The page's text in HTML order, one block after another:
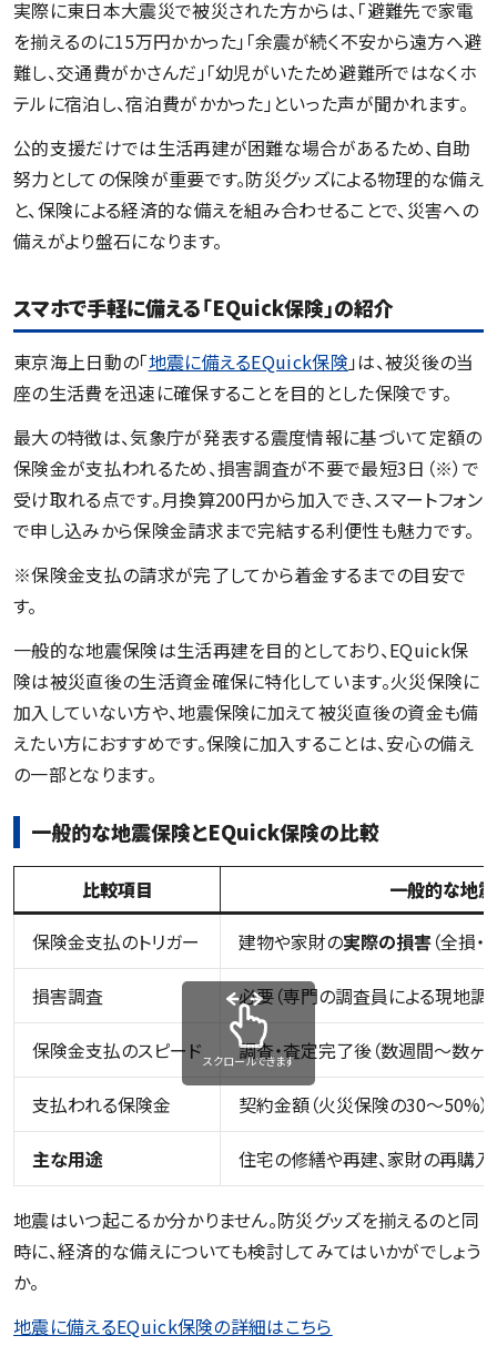
実際に東日本大震災で被災された方からは、「避難先で家電
を揃えるのに15万円かかった」「余震が続く不安から遠方へ避
難し、交通費がかさんだ」「幼児がいたため避難所ではなくホ
テルに宿泊し、宿泊費がかかった」といった声が聞かれます。
公的支援だけでは生活再建が困難な場合があるため、自助
努力としての保険が重要です。防災グッズによる物理的な備え
と、保険による経済的な備えを組み合わせることで、災害への
備えがより盤石になります。
スマホで手軽に備える「EQuick保険」の紹介
東京海上日動の「地震に備えるEQuick保険 」は、被災後の当
座の生活費を迅速に確保することを目的とした保険です。
最大の特徴は、気象庁が発表する震度情報に基づいて定額の
保険金が支払われるため、損害調査が不要で最短3日（※）で
受け取れる点です。月換算200円から加入でき、スマートフォン
で申し込みから保険金請求まで完結する利便性も魅力です。
※保険金支払の請求が完了してから着金するまでの目安で
す。
一般的な地震保険は生活再建を目的としており、EQuick保
険は被災直後の生活資金確保に特化しています。火災保険に
加入していない方や、地震保険に加えて被災直後の資金も備
えたい方におすすめです。保険に加入することは、安心の備え
の一部となります。
一般的な地震保険とEQuick保険の比較
比較項目
一般的な地震
保険金支払のトリガー
建物や家財の実際の損害（全損
損害調査 必要（専門の調査員による現地調
保険金支払のスピード 調査・査定完了後（数週間～数ヶ
支払われる保険金 契約金額（火災保険の30～50%
主な用途 住宅の修繕や再建、家財の再購入
スクロールできます
地震はいつ起こるか分かりません。防災グッズを揃えるのと同
時に、経済的な備えについても検討してみてはいかがでしょう
か。
地震に備えるEQuick保険の詳細はこちら